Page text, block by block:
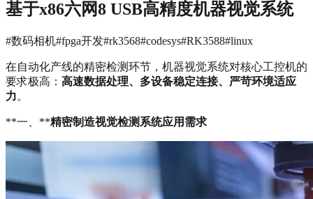
基于x86六网8 USB高精度机器视觉系统
#数码相机#fpga开发#rk3568#codesys#RK3588#linux
在自动化产线的精密检测环节，机器视觉系统对核心工控机的
要求极高： 高速数据处理、多设备稳定连接、严苛环境适应
力。
**一、**精密制造视觉检测系统应用需求